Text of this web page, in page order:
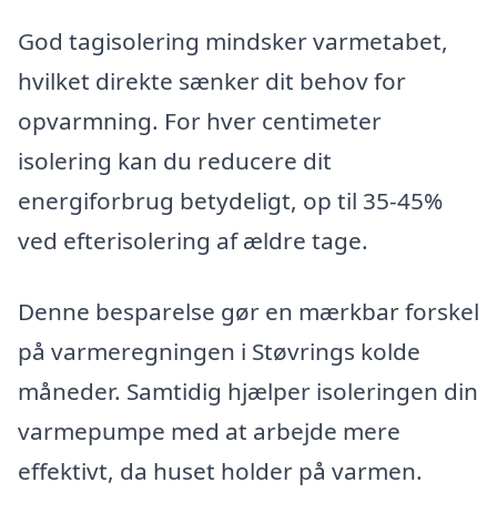
God tagisolering mindsker varmetabet,
hvilket direkte sænker dit behov for
opvarmning. For hver centimeter
isolering kan du reducere dit
energiforbrug betydeligt, op til 35-45%
ved efterisolering af ældre tage.
Denne besparelse gør en mærkbar forskel
på varmeregningen i Støvrings kolde
måneder. Samtidig hjælper isoleringen din
varmepumpe med at arbejde mere
effektivt, da huset holder på varmen.